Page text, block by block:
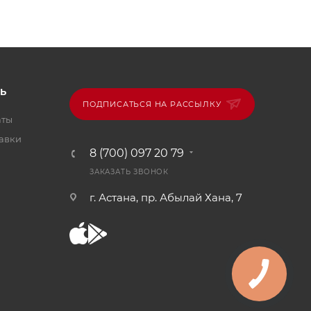
ПОДПИСАТЬСЯ НА РАССЫЛКУ
8 (700) 097 20 79
ЗАКАЗАТЬ ЗВОНОК
г. Астана, пр. Абылай Хана, 7